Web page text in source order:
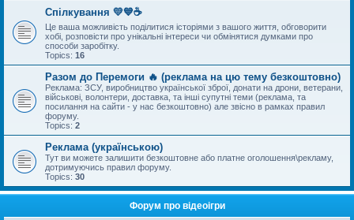
Спілкування 💛💙☕
Це ваша можливість поділитися історіями з вашого життя, обговорити
хобі, розповісти про унікальні інтереси чи обмінятися думками про
способи заробітку.
Topics: 16
Разом до Перемоги 🔥 (реклама на цю тему безкоштовно)
Реклама: ЗСУ, виробництво української зброї, донати на дрони, ветерани,
військові, волонтери, доставка, та інші супутні теми (реклама, та
посилання на сайти - у нас безкоштовно) але звісно в рамках правил
форуму.
Topics: 2
Реклама (українською)
Тут ви можете залишити безкоштовне або платне оголошення\рекламу,
дотримуючись правил форуму.
Topics: 30
Форум про відеоігри